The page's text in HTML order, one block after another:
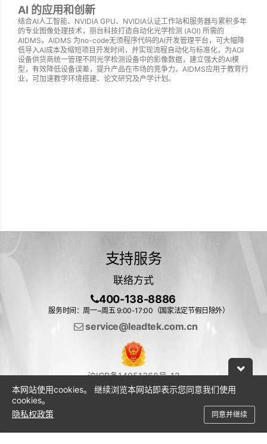
AI 的应用和创新
结合AI人工智能、NVIDIA GPU、NVIDIA认证工作站和服务器与累积多年
的专业图像处理技术，丽台科技打造自动化光学检测 (AOI) 所需的
AIDMS。AIDMS 为no-code无须程序代码的AI开发管理平台，可大幅降
低导入AI成本及缩短项目开发时间，并实现流程自动化与标准化，为AOI
设备供货商统一管理不同光学检测设备中的影像数据，建立强大的AI模
型，有效降低设备误差，提升产品在市场的竞争力。AIDMS应用于教育行
业，可加速教学环境搭建、论文研究及产学计划。
支持服务
联络方式
400-138-8886
服务时间：周一~周五 9:00-17:00（国家法定节假日除外）
service@leadtek.com.cn
沪ICP备14051368号-12
本网站使用cookies。 继续浏览本网站即表示您同意我们使用
cookies。
隐私权政策
同意并继续